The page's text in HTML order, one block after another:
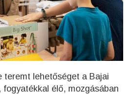
teremt lehetőséget a Bajai
fogyatékkal élő, mozgásában